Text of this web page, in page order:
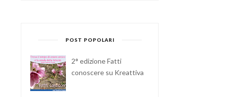
POST POPOLARI
2° edizione Fatti
conoscere su Kreattiva